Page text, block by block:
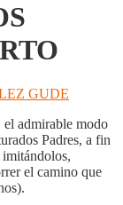
GUDE
el admirable modo
Padres, a fin
el camino que